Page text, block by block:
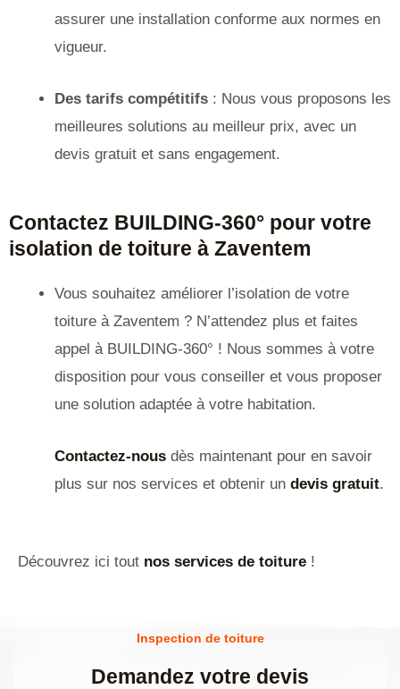
assurer une installation conforme aux normes en
vigueur.
Des tarifs compétitifs : Nous vous proposons les
meilleures solutions au meilleur prix, avec un
devis gratuit et sans engagement.
Contactez BUILDING-360° pour votre
isolation de toiture à Zaventem
Vous souhaitez améliorer l’isolation de votre
toiture à Zaventem ? N’attendez plus et faites
appel à BUILDING-360° ! Nous sommes à votre
disposition pour vous conseiller et vous proposer
une solution adaptée à votre habitation.
Contactez-nous dès maintenant pour en savoir
plus sur nos services et obtenir un devis gratuit.
Découvrez ici tout nos services de toiture !
Inspection de toiture
Demandez votre devis